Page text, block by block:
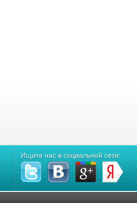
Ищите нас в социальной сети: